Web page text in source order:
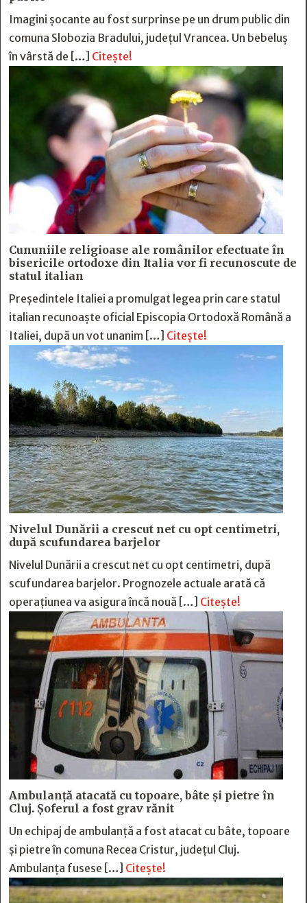
Imagini șocante au fost surprinse pe un drum public din
comuna Slobozia Bradului, județul Vrancea. Un bebeluș
în vârstă de […] Citește!
Cununiile religioase ale românilor efectuate în
bisericile ortodoxe din Italia vor fi recunoscute de
statul italian
Președintele Italiei a promulgat legea prin care statul
italian recunoaște oficial Episcopia Ortodoxă Română a
Italiei, după un vot unanim […] Citește!
Nivelul Dunării a crescut net cu opt centimetri,
după scufundarea barjelor
Nivelul Dunării a crescut net cu opt centimetri, după
scufundarea barjelor. Prognozele actuale arată că
operațiunea va asigura încă nouă […] Citește!
Ambulanță atacată cu topoare, bâte și pietre în
Cluj. Șoferul a fost grav rănit
Un echipaj de ambulanță a fost atacat cu bâte, topoare
și pietre în comuna Recea Cristur, județul Cluj.
Ambulanța fusese […] Citește!